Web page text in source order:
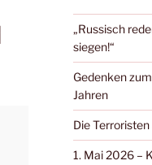
„Russisch
siegen!“
Gedenken
Jahren
Die
1. Mai 2026 –